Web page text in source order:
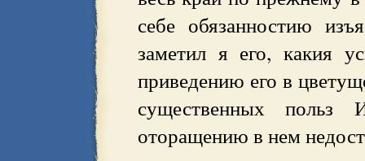
себе обязанностию
заметил я его, какия
приведению его в
существенных
оторащению в нем